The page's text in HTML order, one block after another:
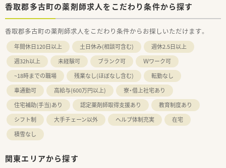
香取郡多古町の薬剤師求人をこだわり条件から探す
香取郡多古町の薬剤師求人をこだわり条件からお探しいただけます。
年間休日120日以上 土日休み(相談可含む)
週休2.5日以上
週32h以上
未経験可 ブランク可
Ｗワーク可
~18時までの職場
残業なし(ほぼなし含む)
転勤なし
車通勤可
高給与(600万円以上)
寮・借上社宅あり
住宅補助(手当)あり
認定薬剤師取得支援あり
教育制度あり
シフト制
大手チェーン以外 ヘルプ体制充実
在宅
積雪なし
関東エリアから探す